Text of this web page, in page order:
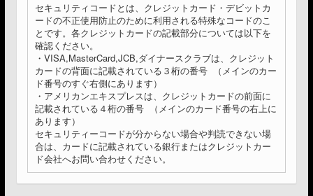
セキュリティコードとは、クレジットカード・デビットカ
ードの不正使用防止のために利用される特殊なコードのこ
とです。各クレジットカードの記載部分については以下を
確認ください。
・VISA,MasterCard,JCB,ダイナースクラブは、クレジット
カードの背面に記載されている３桁の番号 （メインのカー
ド番号のすぐ右側にあります）
・アメリカンエキスプレスは、クレジットカードの前面に
記載されている４桁の番号 （メインのカード番号の右上に
あります）
セキュリティーコードが分からない場合や判読できない場
合は、カードに記載されている銀行またはクレジットカー
ド会社へお問い合わせください。